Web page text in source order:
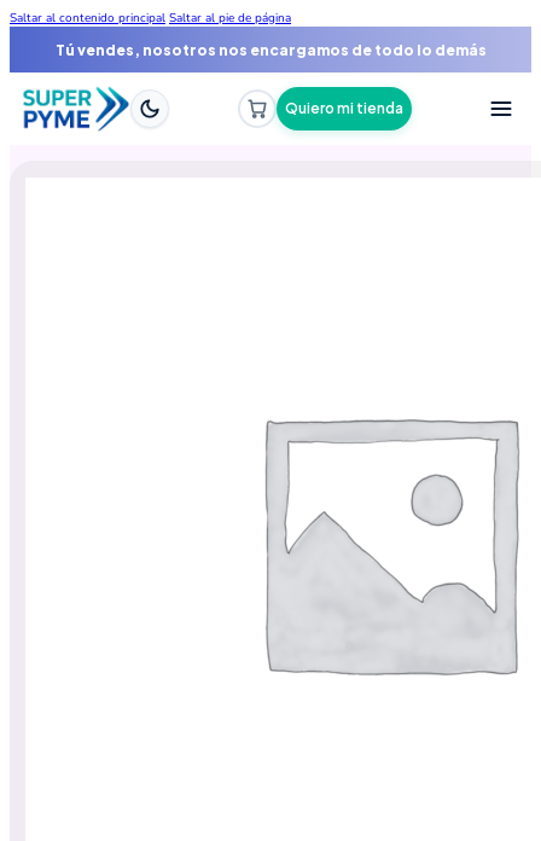
Saltar al contenido principal Saltar al pie de página
Tú vendes, nosotros nos encargamos de todo lo demás
Quiero mi tienda